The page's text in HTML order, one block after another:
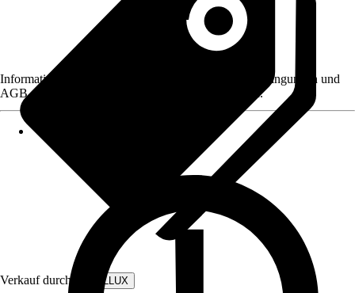
Verkauf durch: WALLLUX
Informationen des Verkäufers, wie z. B. Rückgabebedingungen und
AGB, finden Sie bei Klick auf den Verkäufernamen.